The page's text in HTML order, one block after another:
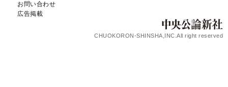
お問い合わせ
広告掲載
CHUOKORON-SHINSHA,INC.All right reserved